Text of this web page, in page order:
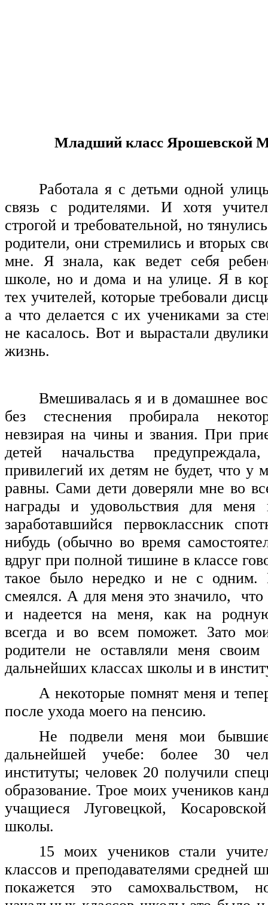
Младший класс Ярошевской
Работала я с детьми одной
связь с родителями. И хотя
строгой и требовательной, но
родители, они стремились и вторых
мне. Я знала, как ведет себя
школе, но и дома и на улице. Я в
тех учителей, которые требовали
а что делается с их учениками за
не касалось. Вот и вырастали
жизнь.
Вмешивалась я и в домашнее
без стеснения пробирала
невзирая на чины и звания. При
детей начальства
привилегий их детям не будет, что у
равны. Сами дети доверяли мне во
награды и удовольствия для
заработавшийся первоклассник
нибудь (обычно во время
вдруг при полной тишине в классе
такое было нередко и не с одним.
смеялся. А для меня это значило, что
и надеется на меня, как на
всегда и во всем поможет. Зато
родители не оставляли меня
дальнейших классах школы и в
А некоторые помнят меня и
после ухода моего на пенсию.
Не подвели меня мои
дальнейшей учебе: более 30
институты; человек 20 получили
образование. Трое моих учеников
учащиеся Луговецкой,
школы.
15 моих учеников стали
классов и преподавателями средней
покажется это самохвальством,